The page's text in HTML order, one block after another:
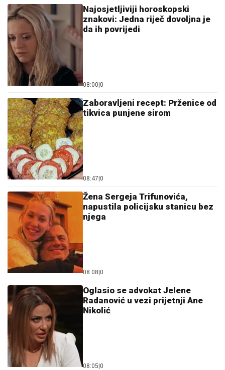
Najosjetljiviji horoskopski
znakovi: Jedna riječ dovoljna je
da ih povrijedi
08:00|0
Zaboravljeni recept: Prženice od
tikvica punjene sirom
08:47|0
Žena Sergeja Trifunovića,
napustila policijsku stanicu bez
njega
08:08|0
Oglasio se advokat Jelene
Radanović u vezi prijetnji Ane
Nikolić
08:05|0